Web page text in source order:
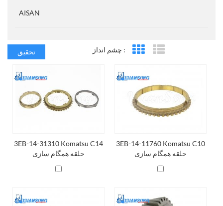
AISAN
تحقیق چشم انداز : شبکه نمایش
3EB-14-31310 Komatsu C14
حلقه همگام سازی
3EB-14-11760 Komatsu C10
حلقه همگام سازی